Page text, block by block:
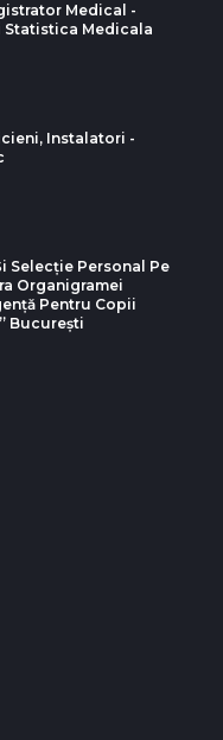
Medical -
Statistica Medicala
Instalatori -
Selecție Personal Pe
Organigramei
Pentru Copii
Bucureşti